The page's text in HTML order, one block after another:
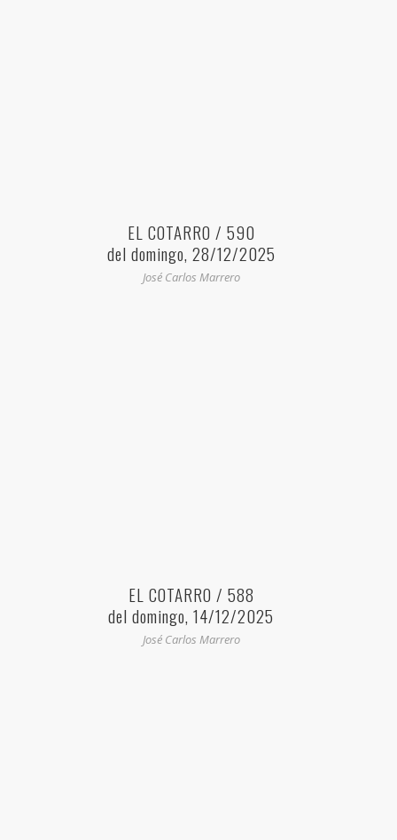
EL COTARRO / 590
del domingo, 28/12/2025
José Carlos Marrero
EL COTARRO / 588
del domingo, 14/12/2025
José Carlos Marrero